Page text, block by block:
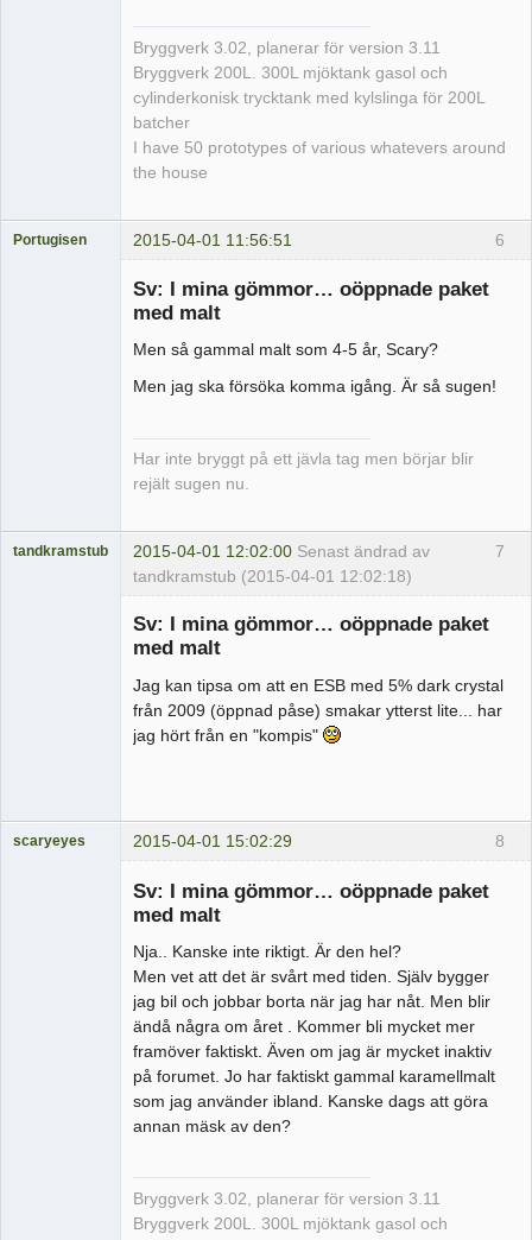
Bryggverk 3.02, planerar för version 3.11
Bryggverk 200L. 300L mjöktank gasol och
cylinderkonisk trycktank med kylslinga för 200L
batcher
I have 50 prototypes of various whatevers around
the house
6
Portugisen 2015-04-01 11:56:51
Sv: I mina gömmor… oöppnade paket
med malt
Men så gammal malt som 4-5 år, Scary?
Men jag ska försöka komma igång. Är så sugen!
Har inte bryggt på ett jävla tag men börjar blir
rejält sugen nu.
7
tandkramstub 2015-04-01 12:02:00 Senast ändrad av
tandkramstub (2015-04-01 12:02:18)
Sv: I mina gömmor… oöppnade paket
med malt
Jag kan tipsa om att en ESB med 5% dark crystal
från 2009 (öppnad påse) smakar ytterst lite... har
jag hört från en "kompis"
8
scaryeyes 2015-04-01 15:02:29
Sv: I mina gömmor… oöppnade paket
med malt
Nja.. Kanske inte riktigt. Är den hel?
Men vet att det är svårt med tiden. Själv bygger
jag bil och jobbar borta när jag har nåt. Men blir
ändå några om året . Kommer bli mycket mer
framöver faktiskt. Även om jag är mycket inaktiv
på forumet. Jo har faktiskt gammal karamellmalt
som jag använder ibland. Kanske dags att göra
annan mäsk av den?
Bryggverk 3.02, planerar för version 3.11
Bryggverk 200L. 300L mjöktank gasol och